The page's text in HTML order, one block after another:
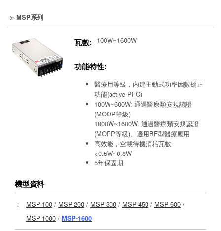
MSP系列
瓦數: 100W~1600W
功能特性:
醫療用等級，內建主動式功率因數矯正
功能(active PFC)
100W~600W: 通過醫療類安規認證
(MOOP等級)
1000W~1600W: 通過醫療類安規認證
(MOPP等級)、適用BF型醫療應用
高效能，空載待機消耗瓦數
<0.5W~0.8W
5年保固期
機型資料
： MSP-100 / MSP-200 / MSP-300 / MSP-450 / MSP-600 /
MSP-1000 / MSP-1600